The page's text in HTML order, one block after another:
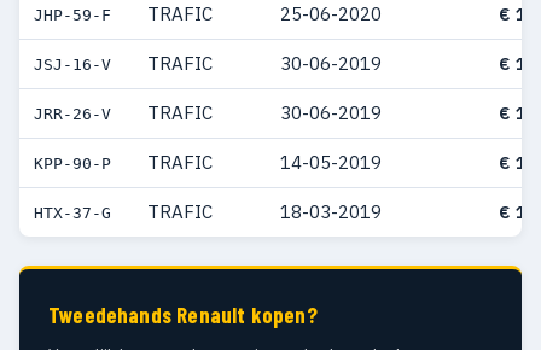
JHP-59-F TRAFIC 25-06-2020 €
JSJ-16-V TRAFIC 30-06-2019 €
JRR-26-V TRAFIC 30-06-2019 €
KPP-90-P TRAFIC 14-05-2019 €
HTX-37-G TRAFIC 18-03-2019 €
Tweedehands Renault kopen?